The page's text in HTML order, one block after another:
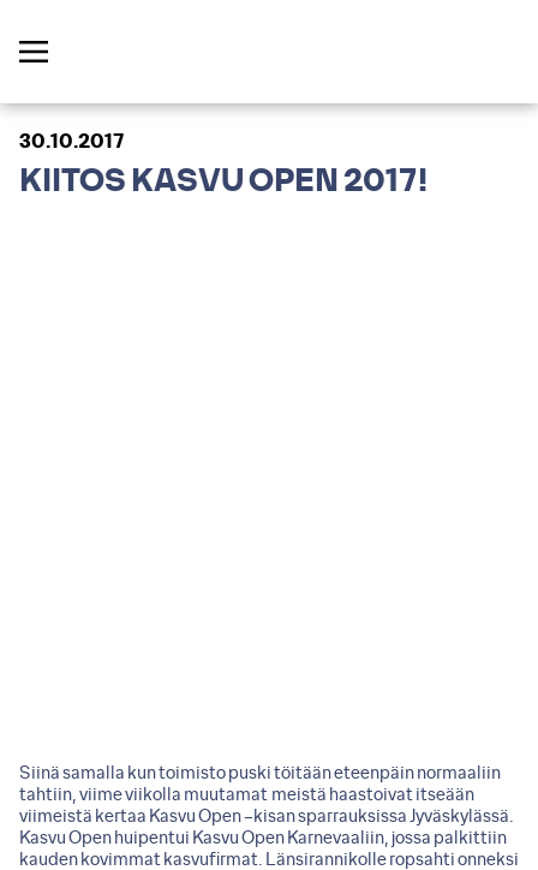
30.10.2017
KIITOS KASVU OPEN 2017!
Siinä samalla kun toimisto puski töitään eteenpäin normaaliin
tahtiin, viime viikolla muutamat meistä haastoivat itseään
viimeistä kertaa Kasvu Open –kisan sparrauksissa Jyväskylässä.
Kasvu Open huipentui Kasvu Open Karnevaaliin, jossa palkittiin
kauden kovimmat kasvufirmat. Länsirannikolle ropsahti onneksi